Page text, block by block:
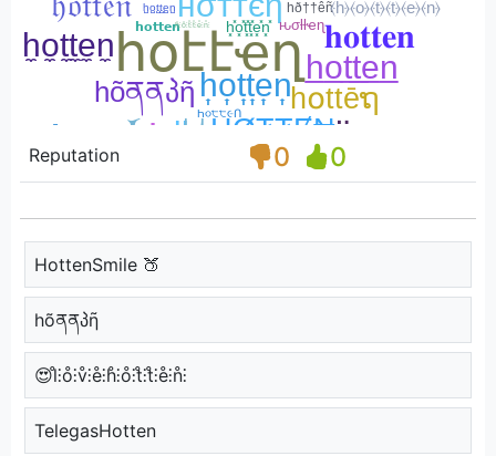
Reputation 0 0
HottenSmile 🍑
hõནནპῆ
😍l̊⫶o̊⫶v̊⫶e̊⫶h̊⫶o̊⫶t̊⫶t̊⫶e̊⫶n̊⫶
TelegasHotten